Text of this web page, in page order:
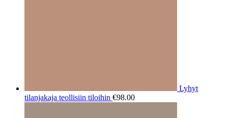
Lyhyt
tilanjakaja teollisiin tiloihin €98.00